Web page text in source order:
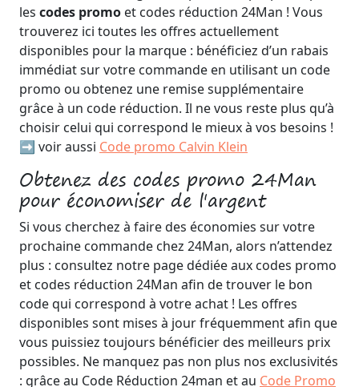
les codes promo et codes réduction 24Man ! Vous
trouverez ici toutes les offres actuellement
disponibles pour la marque : bénéficiez d’un rabais
immédiat sur votre commande en utilisant un code
promo ou obtenez une remise supplémentaire
grâce à un code réduction. Il ne vous reste plus qu’à
choisir celui qui correspond le mieux à vos besoins !
➡️ voir aussi Code promo Calvin Klein
Obtenez des codes promo 24Man
pour économiser de l'argent
Si vous cherchez à faire des économies sur votre
prochaine commande chez 24Man, alors n’attendez
plus : consultez notre page dédiée aux codes promo
et codes réduction 24Man afin de trouver le bon
code qui correspond à votre achat ! Les offres
disponibles sont mises à jour fréquemment afin que
vous puissiez toujours bénéficier des meilleurs prix
possibles. Ne manquez pas non plus nos exclusivités
: grâce au Code Réduction 24man et au Code Promo